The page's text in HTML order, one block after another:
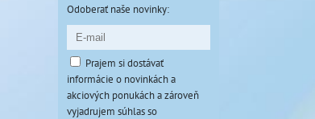
Odoberať naše novinky:
Prajem si dostávať
informácie o novinkách a
akciových ponukách a zároveň
vyjadrujem súhlas so